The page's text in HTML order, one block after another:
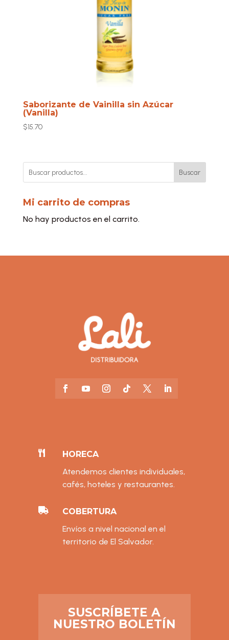
Saborizante de Vainilla sin Azúcar
(Vanilla)
$15.70
Buscar
Mi carrito de compras
No hay productos en el carrito.

HORECA
Atendemos clientes individuales,
cafés, hoteles y restaurantes.

COBERTURA
Envíos a nivel nacional en el
territorio de El Salvador.
SUSCRÍBETE A
NUESTRO BOLETÍN